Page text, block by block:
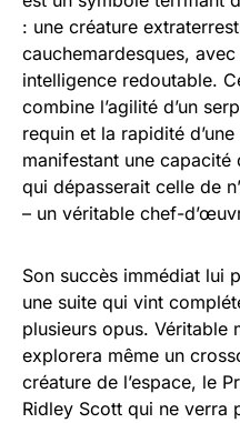
: une créature
cauchemardesques,
intelligence redoutable.
combine l’agilité d’un
requin et la rapidité
manifestant une capacité
qui dépasserait celle de
– un véritable chef-
Son succès immédiat lui
une suite qui vint
plusieurs opus. Véritable
explorera même un
créature de l’espace, le
Ridley Scott qui ne verra